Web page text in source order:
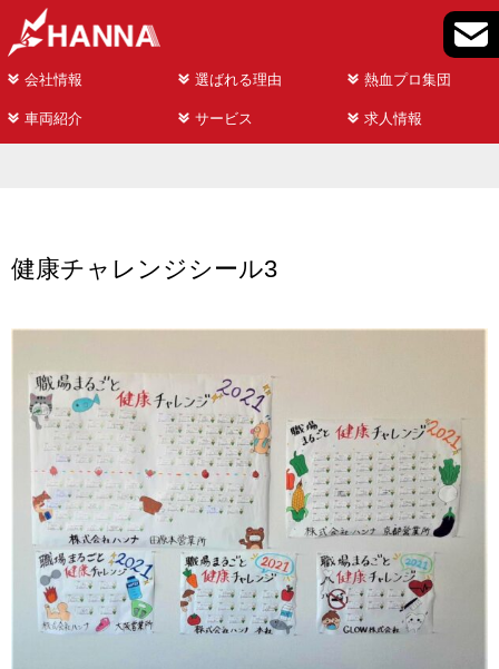
会社情報 選ばれる理由 熱血プロ集団
車両紹介 サービス 求人情報
健康チャレンジシール3